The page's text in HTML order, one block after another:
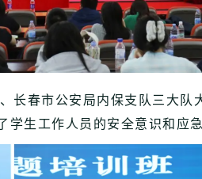
长春市公安局内保支队三大队
生工作人员的安全意识和应急